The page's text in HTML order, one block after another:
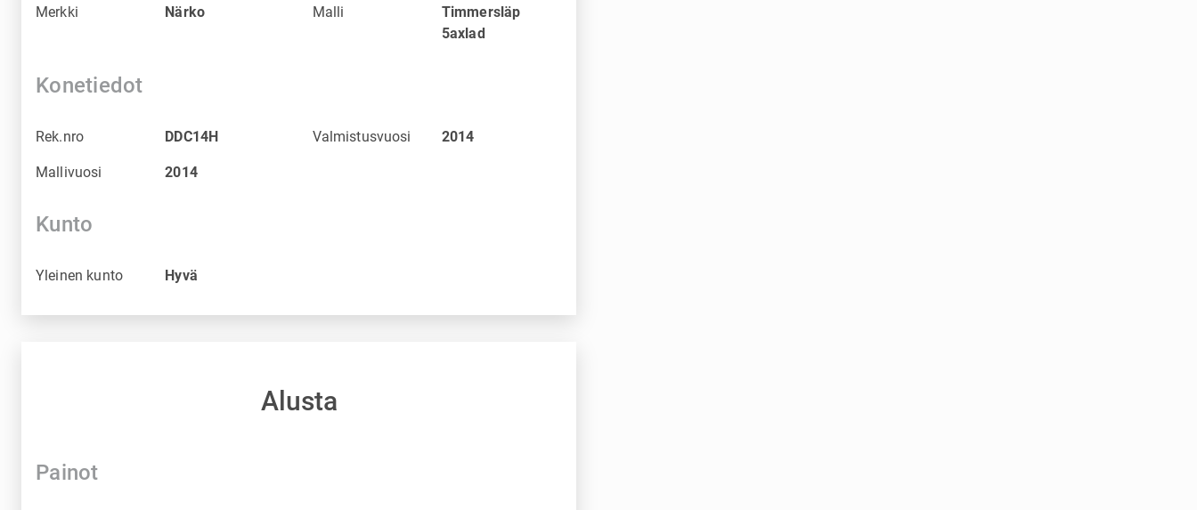
Merkki Närko Malli
Timmersläp
5axlad
Konetiedot
Rek.nro DDC14H Valmistusvuosi 2014
Mallivuosi 2014
Kunto
Yleinen kunto Hyvä
Alusta
Painot